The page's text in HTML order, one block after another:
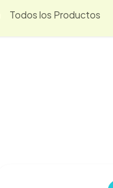
Todos los Productos